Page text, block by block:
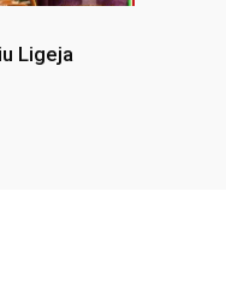
Ligeja